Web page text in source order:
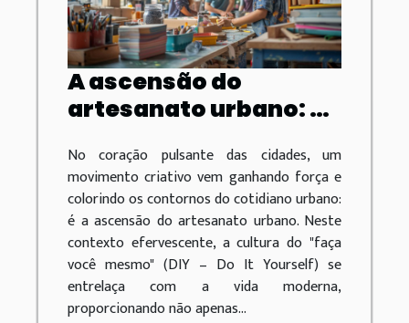
A ascensão do
artesanato urbano: a
DIY
No coração pulsante das cidades, um
movimento criativo vem ganhando força e
colorindo os contornos do cotidiano urbano:
é a ascensão do artesanato urbano. Neste
contexto efervescente, a cultura do "faça
você mesmo" (DIY – Do It Yourself) se
entrelaça com a vida moderna,
proporcionando não apenas...